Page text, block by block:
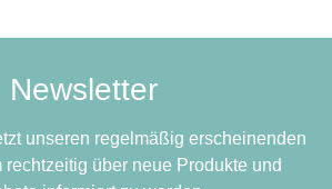
Newsletter
unseren regelmäßig erscheinenden
rechtzeitig über neue Produkte und